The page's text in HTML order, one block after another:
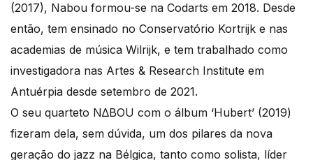
(2017), Nabou formou-se na Codarts em 2018. Desde
então, tem ensinado no Conservatório Kortrijk e nas
academias de música Wilrijk, e tem trabalhado como
investigadora nas Artes & Research Institute em
Antuérpia desde setembro de 2021.
O seu quarteto N∆BOU com o álbum ‘Hubert’ (2019)
fizeram dela, sem dúvida, um dos pilares da nova
geração do jazz na Bélgica, tanto como solista, líder